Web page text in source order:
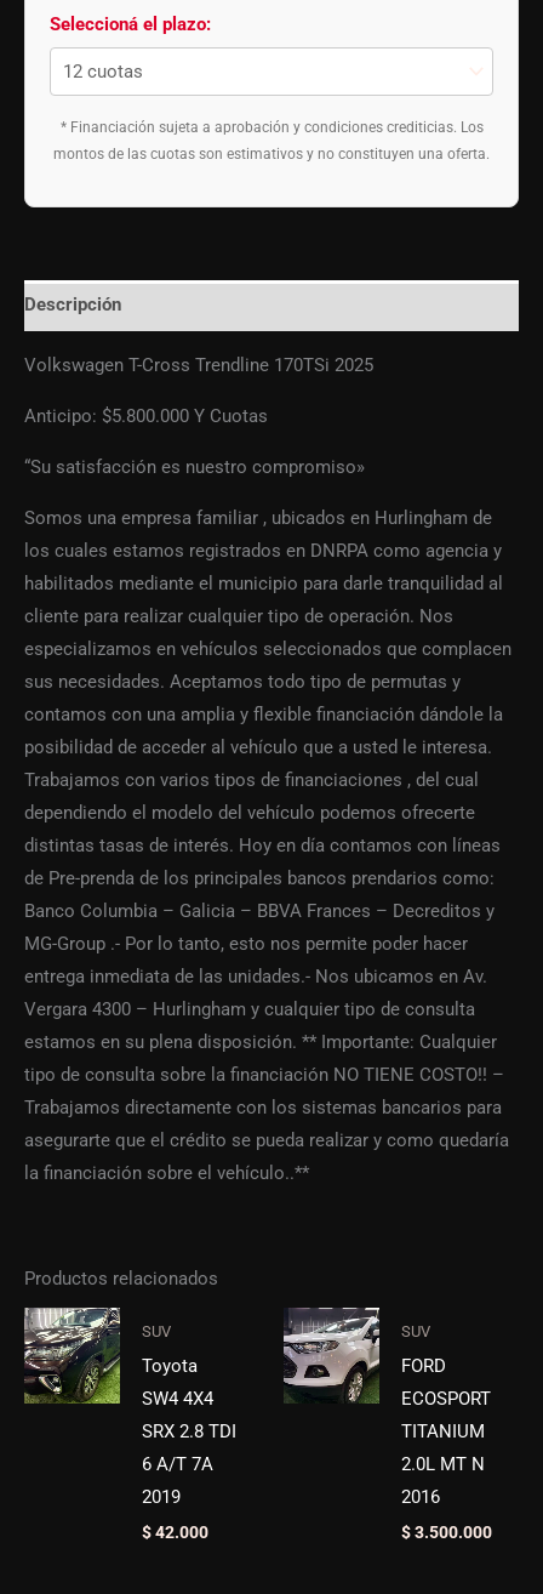
Seleccioná el plazo:
* Financiación sujeta a aprobación y condiciones crediticias. Los
montos de las cuotas son estimativos y no constituyen una oferta.
Descripción
Volkswagen T-Cross Trendline 170TSi 2025
Anticipo: $5.800.000 Y Cuotas
“Su satisfacción es nuestro compromiso»
Somos una empresa familiar , ubicados en Hurlingham de
los cuales estamos registrados en DNRPA como agencia y
habilitados mediante el municipio para darle tranquilidad al
cliente para realizar cualquier tipo de operación. Nos
especializamos en vehículos seleccionados que complacen
sus necesidades. Aceptamos todo tipo de permutas y
contamos con una amplia y flexible financiación dándole la
posibilidad de acceder al vehículo que a usted le interesa.
Trabajamos con varios tipos de financiaciones , del cual
dependiendo el modelo del vehículo podemos ofrecerte
distintas tasas de interés. Hoy en día contamos con líneas
de Pre-prenda de los principales bancos prendarios como:
Banco Columbia – Galicia – BBVA Frances – Decreditos y
MG-Group .- Por lo tanto, esto nos permite poder hacer
entrega inmediata de las unidades.- Nos ubicamos en Av.
Vergara 4300 – Hurlingham y cualquier tipo de consulta
estamos en su plena disposición. ** Importante: Cualquier
tipo de consulta sobre la financiación NO TIENE COSTO!! –
Trabajamos directamente con los sistemas bancarios para
asegurarte que el crédito se pueda realizar y como quedaría
la financiación sobre el vehículo..**
Productos relacionados
SUV
Toyota
SW4 4X4
SRX 2.8 TDI
6 A/T 7A
2019
$42.000
SUV
FORD
ECOSPORT
TITANIUM
2.0L MT N
2016
$3.500.000